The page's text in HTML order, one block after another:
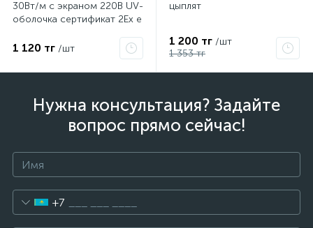
30Вт/м с экраном 220В UV-
оболочка сертификат 2Ex e
PHC-30
1 120 тг /шт
цыплят
1 200 тг /шт
1 353 тг
Нужна консультация? Задайте
вопрос прямо сейчас!
+7